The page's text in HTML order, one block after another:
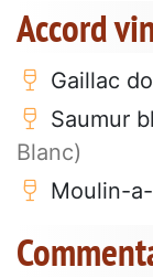
Accord
Gaillac
Saumur
Blanc)
Moulin-